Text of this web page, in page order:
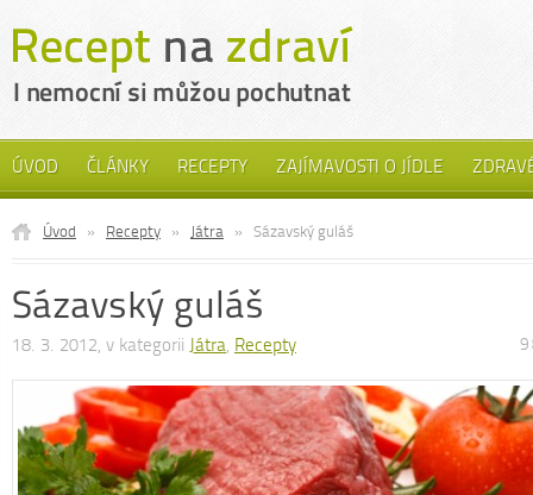
ÚVOD ČLÁNKY RECEPTY ZAJÍMAVOSTI O JÍDLE
Úvod » Recepty » Játra » Sázavský guláš
Sázavský guláš
18. 3. 2012, v kategorii Játra, Recepty 9